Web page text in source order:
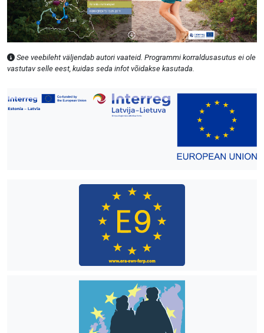
See veebileht väljendab autori vaateid. Programmi korraldusasutus ei ole
vastutav selle eest, kuidas seda infot võidakse kasutada.